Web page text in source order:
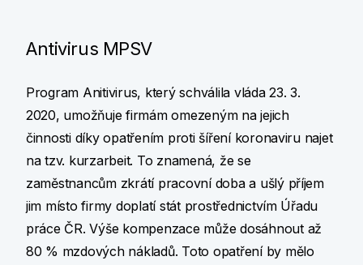
Antivirus MPSV
Program Anitivirus, který schválila vláda 23. 3.
2020, umožňuje firmám omezeným na jejich
činnosti díky opatřením proti šíření koronaviru najet
na tzv. kurzarbeit. To znamená, že se
zaměstnancům zkrátí pracovní doba a ušlý příjem
jim místo firmy doplatí stát prostřednictvím Úřadu
práce ČR. Výše kompenzace může dosáhnout až
80 % mzdových nákladů. Toto opatření by mělo